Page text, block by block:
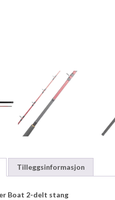
Tilleggsinformasjon
Boat 2-delt stang